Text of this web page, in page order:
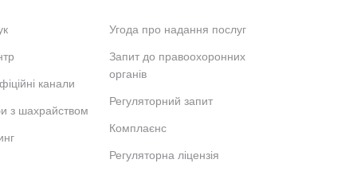
канали
з шахрайством
Угода про надання послуг
Запит до правоохоронних
органів
Регуляторний запит
Комплаєнс
Регуляторна ліцензія